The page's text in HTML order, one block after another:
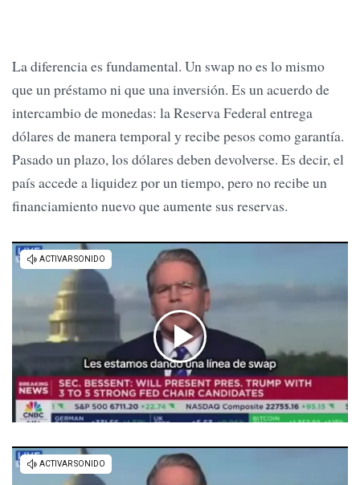
La diferencia es fundamental. Un swap no es lo mismo
que un préstamo ni que una inversión. Es un acuerdo de
intercambio de monedas: la Reserva Federal entrega
dólares de manera temporal y recibe pesos como garantía.
Pasado un plazo, los dólares deben devolverse. Es decir, el
país accede a liquidez por un tiempo, pero no recibe un
financiamiento nuevo que aumente sus reservas.